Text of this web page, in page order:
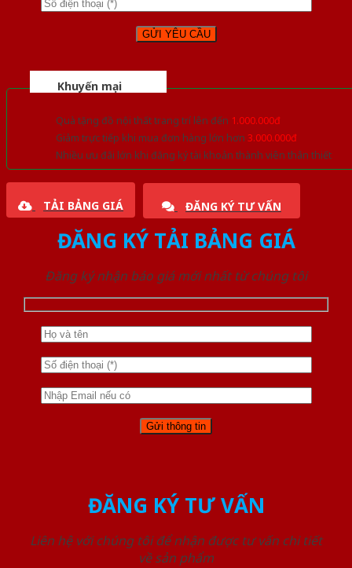
Khuyến mại
Quà tặng đồ nội thất trang trí lên đến 1.000.000đ
Giảm trực tiếp khi mua đơn hàng lớn hơn 3.000.000đ
Nhiều ưu đãi lớn khi đăng ký tài khoản thành viên thân thiết
TẢI BẢNG GIÁ ĐĂNG KÝ TƯ VẤN
ĐĂNG KÝ TẢI BẢNG GIÁ
Đăng ký nhận báo giá mới nhất từ chúng tôi
ĐĂNG KÝ TƯ VẤN
Liên hệ với chúng tôi để nhận được tư vấn chi tiết
về sản phẩm